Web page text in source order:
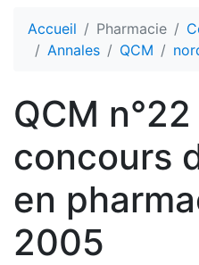
Accueil Pharmacie
Annales
QCM
QCM
concours
en
2005